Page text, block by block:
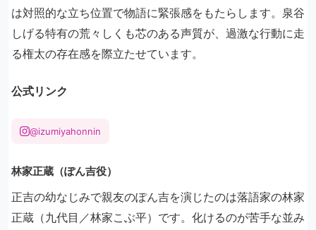
は対照的な立ち位置で物語に緊張感をもたらします。泉谷
しげる特有の荒々しくも芯のある声質が、過激な行動に走
る権太の存在感を際立たせています。
公式リンク
@izumiyahonnin
林家正蔵（ぽん吉役）
正吉の幼なじみで親友のぽん吉を演じたのは落語家の林家
正蔵（九代目／林家こぶ平）です。化けるのが苦手な並み